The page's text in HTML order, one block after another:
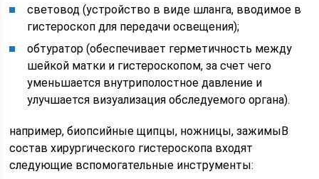
световод (устройство в виде шланга, вводимое в
гистероскоп для передачи освещения);
обтуратор (обеспечивает герметичность между
шейкой матки и гистероскопом, за счет чего
уменьшается внутриполостное давление и
улучшается визуализация обследуемого органа).
например, биопсийные щипцы, ножницы, зажимыВ
состав хирургического гистероскопа входят
следующие вспомогательные инструменты: